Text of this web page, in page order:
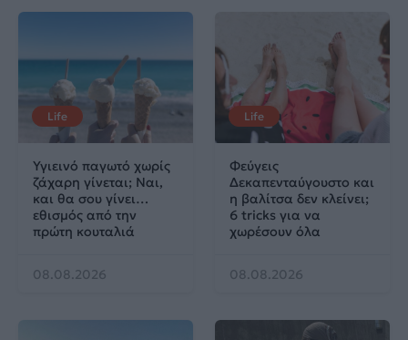
Life
Υγιεινό παγωτό χωρίς
ζάχαρη γίνεται; Ναι,
και θα σου γίνει…
εθισμός από την
πρώτη κουταλιά
08.08.2026
Life
Φεύγεις
Δεκαπενταύγουστο και
η βαλίτσα δεν κλείνει;
6 tricks για να
χωρέσουν όλα
08.08.2026